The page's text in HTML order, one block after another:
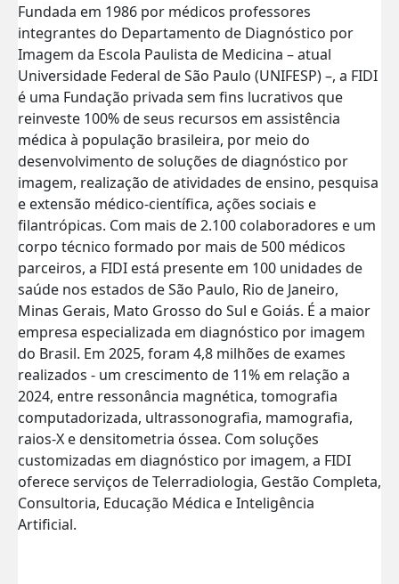
Fundada em 1986 por médicos professores
integrantes do Departamento de Diagnóstico por
Imagem da Escola Paulista de Medicina – atual
Universidade Federal de São Paulo (UNIFESP) –, a FIDI
é uma Fundação privada sem fins lucrativos que
reinveste 100% de seus recursos em assistência
médica à população brasileira, por meio do
desenvolvimento de soluções de diagnóstico por
imagem, realização de atividades de ensino, pesquisa
e extensão médico-científica, ações sociais e
filantrópicas. Com mais de 2.100 colaboradores e um
corpo técnico formado por mais de 500 médicos
parceiros, a FIDI está presente em 100 unidades de
saúde nos estados de São Paulo, Rio de Janeiro,
Minas Gerais, Mato Grosso do Sul e Goiás. É a maior
empresa especializada em diagnóstico por imagem
do Brasil. Em 2025, foram 4,8 milhões de exames
realizados - um crescimento de 11% em relação a
2024, entre ressonância magnética, tomografia
computadorizada, ultrassonografia, mamografia,
raios-X e densitometria óssea. Com soluções
customizadas em diagnóstico por imagem, a FIDI
oferece serviços de Telerradiologia, Gestão Completa,
Consultoria, Educação Médica e Inteligência
Artificial.